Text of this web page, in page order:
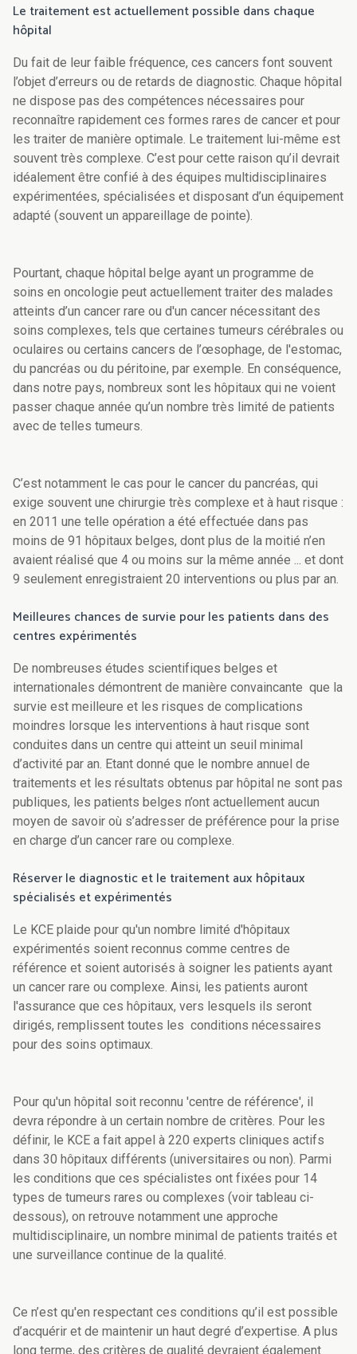
Le traitement est actuellement possible dans chaque
hôpital
Du fait de leur faible fréquence, ces cancers font souvent
l’objet d’erreurs ou de retards de diagnostic. Chaque hôpital
ne dispose pas des compétences nécessaires pour
reconnaître rapidement ces formes rares de cancer et pour
les traiter de manière optimale. Le traitement lui-même est
souvent très complexe. C’est pour cette raison qu’il devrait
idéalement être confié à des équipes multidisciplinaires
expérimentées, spécialisées et disposant d’un équipement
adapté (souvent un appareillage de pointe).
Pourtant, chaque hôpital belge ayant un programme de
soins en oncologie peut actuellement traiter des malades
atteints d’un cancer rare ou d'un cancer nécessitant des
soins complexes, tels que certaines tumeurs cérébrales ou
oculaires ou certains cancers de l’œsophage, de l'estomac,
du pancréas ou du péritoine, par exemple. En conséquence,
dans notre pays, nombreux sont les hôpitaux qui ne voient
passer chaque année qu’un nombre très limité de patients
avec de telles tumeurs.
C’est notamment le cas pour le cancer du pancréas, qui
exige souvent une chirurgie très complexe et à haut risque :
en 2011 une telle opération a été effectuée dans pas
moins de 91 hôpitaux belges, dont plus de la moitié n’en
avaient réalisé que 4 ou moins sur la même année ... et dont
9 seulement enregistraient 20 interventions ou plus par an.
Meilleures chances de survie pour les patients dans des
centres expérimentés
De nombreuses études scientifiques belges et
internationales démontrent de manière convaincante que la
survie est meilleure et les risques de complications
moindres lorsque les interventions à haut risque sont
conduites dans un centre qui atteint un seuil minimal
d’activité par an. Etant donné que le nombre annuel de
traitements et les résultats obtenus par hôpital ne sont pas
publiques, les patients belges n’ont actuellement aucun
moyen de savoir où s’adresser de préférence pour la prise
en charge d’un cancer rare ou complexe.
Réserver le diagnostic et le traitement aux hôpitaux
spécialisés et expérimentés
Le KCE plaide pour qu'un nombre limité d'hôpitaux
expérimentés soient reconnus comme centres de
référence et soient autorisés à soigner les patients ayant
un cancer rare ou complexe. Ainsi, les patients auront
l'assurance que ces hôpitaux, vers lesquels ils seront
dirigés, remplissent toutes les conditions nécessaires
pour des soins optimaux.
Pour qu'un hôpital soit reconnu 'centre de référence', il
devra répondre à un certain nombre de critères. Pour les
définir, le KCE a fait appel à 220 experts cliniques actifs
dans 30 hôpitaux différents (universitaires ou non). Parmi
les conditions que ces spécialistes ont fixées pour 14
types de tumeurs rares ou complexes (voir tableau ci-
dessous), on retrouve notamment une approche
multidisciplinaire, un nombre minimal de patients traités et
une surveillance continue de la qualité.
Ce n’est qu'en respectant ces conditions qu’il est possible
d’acquérir et de maintenir un haut degré d’expertise. A plus
long terme, des critères de qualité devraient également